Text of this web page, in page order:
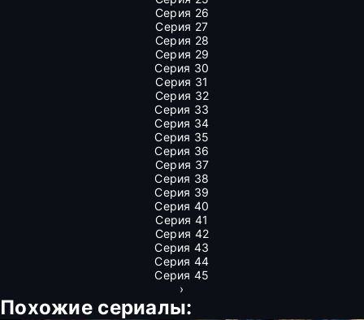
Серия 26
Серия 27
Серия 28
Серия 29
Серия 30
Серия 31
Серия 32
Серия 33
Серия 34
Серия 35
Серия 36
Серия 37
Серия 38
Серия 39
Серия 40
Серия 41
Серия 42
Серия 43
Серия 44
Серия 45
›
Похожие сериалы: